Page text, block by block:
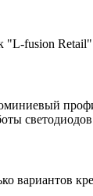
fusion Retail"
вариантов